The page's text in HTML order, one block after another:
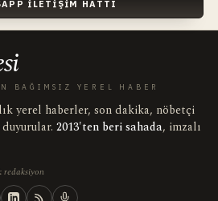
İLETIŞIM HATTI
BAĞIMSIZ YEREL HABER
yerel haberler, son dakika, nöbetçi
2013'ten beri sahada, imzalı
redaksiyon